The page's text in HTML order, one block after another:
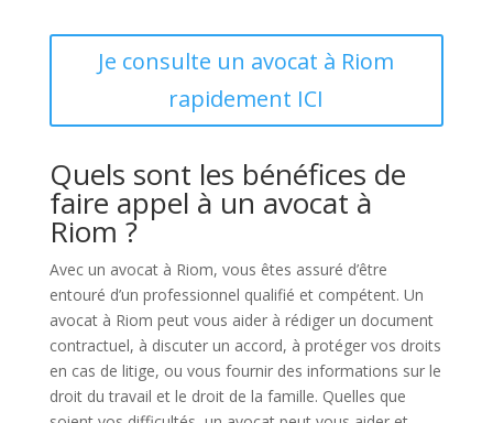
Je consulte un avocat à Riom
rapidement ICI
Quels sont les bénéfices de
faire appel à un avocat à
Riom ?
Avec un avocat à Riom, vous êtes assuré d’être
entouré d’un professionnel qualifié et compétent. Un
avocat à Riom peut vous aider à rédiger un document
contractuel, à discuter un accord, à protéger vos droits
en cas de litige, ou vous fournir des informations sur le
droit du travail et le droit de la famille. Quelles que